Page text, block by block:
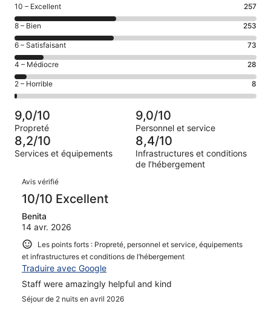
Note
des
voyageurs
de 10
(Excellent),
d’après 257 avis
sur 619.
10 – Excellent 257
Note
des
voyageurs
de 8
(Bien),
d’après 253 avis
sur 619.
8 – Bien 253
Note
des
voyageurs
de 6
(Satisfaisant),
sur 619.
6 – Satisfaisant 73
Note
des
voyageurs
de 4
(Médiocre),
d’après 28 avis
sur 619.
4 – Médiocre 28
Note
des
voyageurs
de 2
(Horrible),
d’après 8 avis
sur 619.
2 – Horrible 8
9,0/10
Propreté
9,0/10
Personnel et service
8,2/10
Services et équipements
8,4/10
Infrastructures et conditions
de l’hébergement
Avis
Avis vérifié
10/10 Excellent
Benita
14 avr. 2026
Les points forts : Propreté, personnel et service, équipements
et infrastructures et conditions de l’hébergement
Traduire avec Google
Staff were amazingly helpful and kind
Séjour de 2 nuits en avril 2026